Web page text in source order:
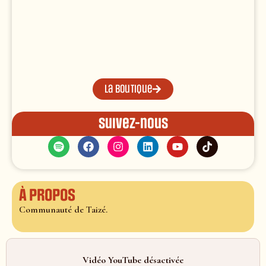
La boutique
Suivez-nous
À propos
Communauté de Taizé.
Vidéo YouTube désactivée